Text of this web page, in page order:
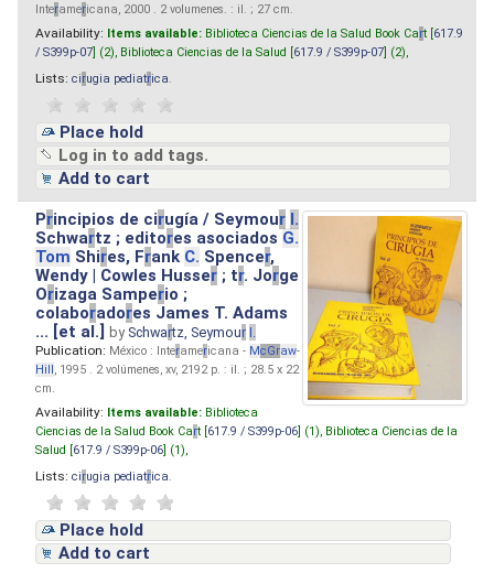
Interamericana, 2000 . 2 volumenes. : il. ; 27 cm.
Availability: Items available: Biblioteca Ciencias de la Salud Book Cart [ 617.9
/ S399p-07 ] (2), Biblioteca Ciencias de la Salud [ 617.9 / S399p-07 ] (2),
Lists: cirugia pediatrica
Place hold
Log in to add tags.
Add to cart
Principios de cirugía / Seymour I.
Schwartz ; editores asociados G.
Tom Shires, Frank C. Spencer,
Wendy | Cowles Husser ; tr. Jorge
Orizaga Samperio ;
colaboradores James T. Adams
... [et al.]by Schwartz, Seymour I.
Publication: México : Interamericana - McGraw-
Hill, 1995 . 2 volúmenes, xv, 2192 p. : il. ; 28.5 x 22
cm.
Availability: Items available: Biblioteca
Ciencias de la Salud Book Cart [ 617.9 / S399p-06 ] (1), Biblioteca Ciencias de la
Salud [ 617.9 / S399p-06 ] (1),
Lists: cirugia pediatrica
Place hold
Add to cart